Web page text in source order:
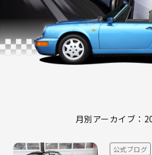
月別アーカイブ：
公式ブログ